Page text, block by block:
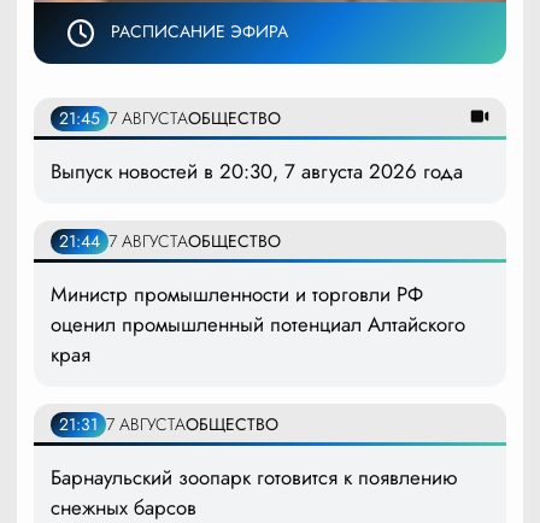
РАСПИСАНИЕ ЭФИРА
21:45 7 АВГУСТАОБЩЕСТВО
Выпуск новостей в 20:30, 7 августа 2026 года
21:44 7 АВГУСТАОБЩЕСТВО
Министр промышленности и торговли РФ
оценил промышленный потенциал Алтайского
края
21:31 7 АВГУСТАОБЩЕСТВО
Барнаульский зоопарк готовится к появлению
снежных барсов